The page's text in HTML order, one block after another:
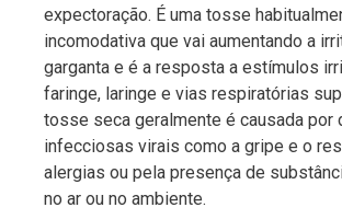
expectoração. É uma tosse
incomodativa que vai aumentando a
garganta e é a resposta a estímulos
faringe, laringe e vias respiratórias
tosse seca geralmente é causada por
infecciosas virais como a gripe e o
alergias ou pela presença de
no ar ou no ambiente.